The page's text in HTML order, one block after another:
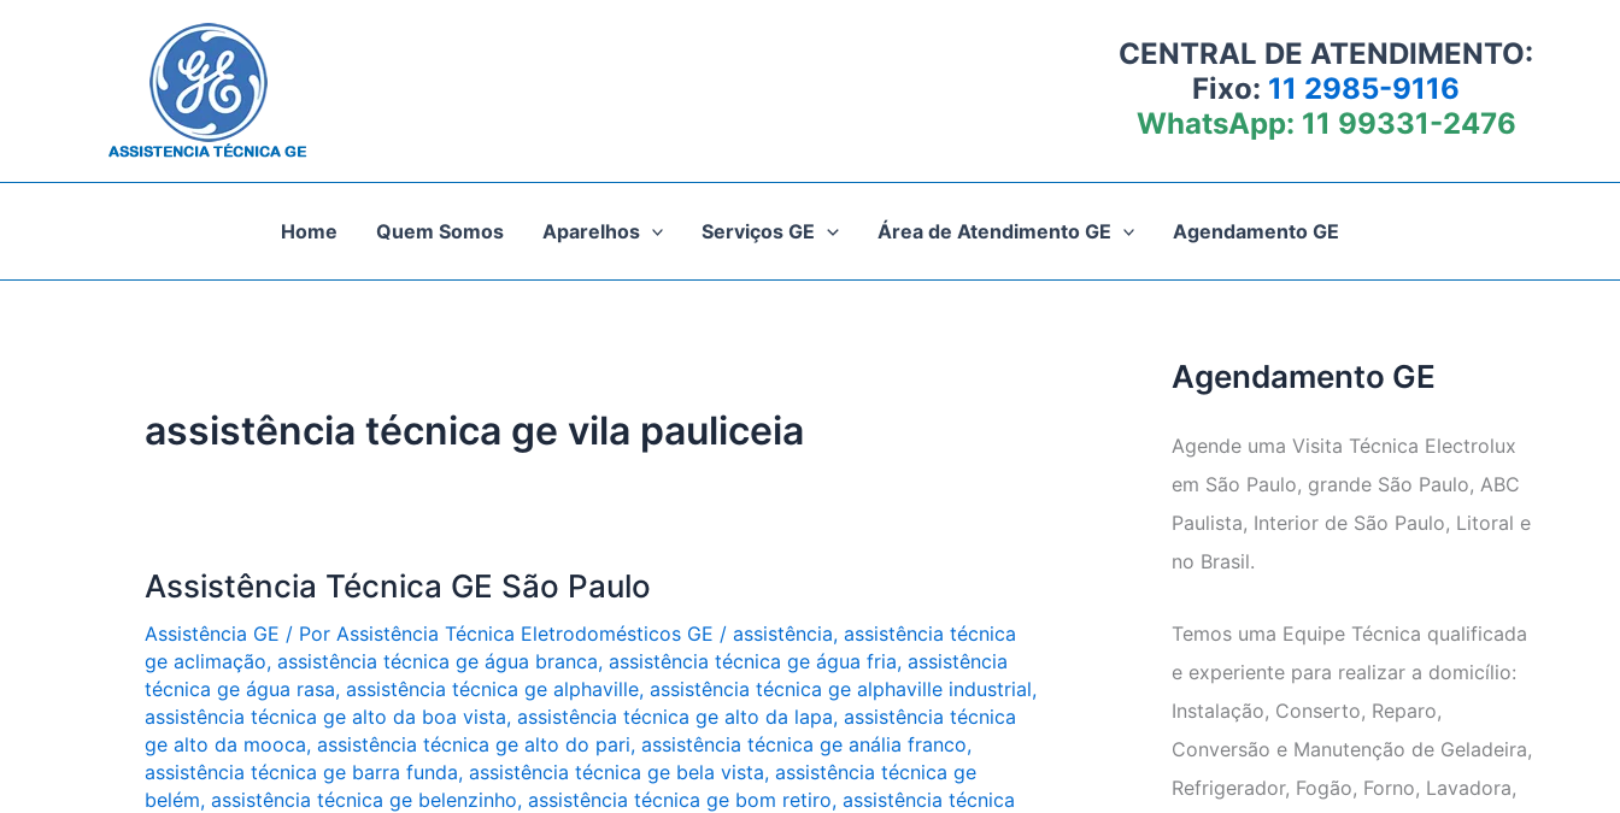
CENTRAL DE ATENDIMENTO:
Fixo: 11 2985-9116
WhatsApp: 11 99331-2476
Home Quem Somos Aparelhos Serviços GE Área de Atendimento GE Agendamento GE
assistência técnica ge vila pauliceia
Assistência Técnica GE São Paulo
Assistência GE / Por Assistência Técnica Eletrodomésticos GE / assistência, assistência técnica
ge aclimação, assistência técnica ge água branca, assistência técnica ge água fria, assistência
técnica ge água rasa, assistência técnica ge alphaville, assistência técnica ge alphaville industrial,
assistência técnica ge alto da boa vista, assistência técnica ge alto da lapa, assistência técnica
ge alto da mooca, assistência técnica ge alto do pari, assistência técnica ge anália franco,
assistência técnica ge barra funda, assistência técnica ge bela vista, assistência técnica ge
belém, assistência técnica ge belenzinho, assistência técnica ge bom retiro, assistência técnica
Agendamento GE
Agende uma Visita Técnica Electrolux
em São Paulo, grande São Paulo, ABC
Paulista, Interior de São Paulo, Litoral e
no Brasil.
Temos uma Equipe Técnica qualificada
e experiente para realizar a domicílio:
Instalação, Conserto, Reparo,
Conversão e Manutenção de Geladeira,
Refrigerador, Fogão, Forno, Lavadora,